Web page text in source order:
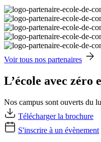
Voir tous nos partenaires
L’école avec
Nos campus sont ouverts du
Télécharger la brochure
S'inscrire à un évènement